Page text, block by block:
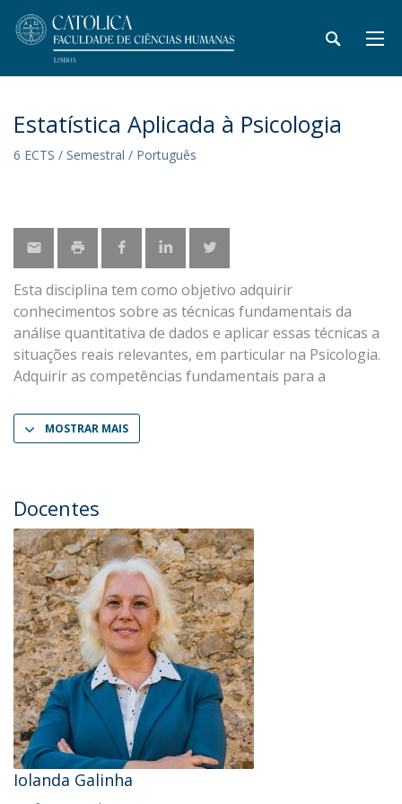
Estatística Aplicada à Psicologia
6 ECTS / Semestral / Português
Esta disciplina tem como objetivo adquirir
conhecimentos sobre as técnicas fundamentais da
análise quantitativa de dados e aplicar essas técnicas a
situações reais relevantes, em particular na Psicologia.
Adquirir as competências fundamentais para a
MOSTRAR MAIS
Docentes
Iolanda Galinha